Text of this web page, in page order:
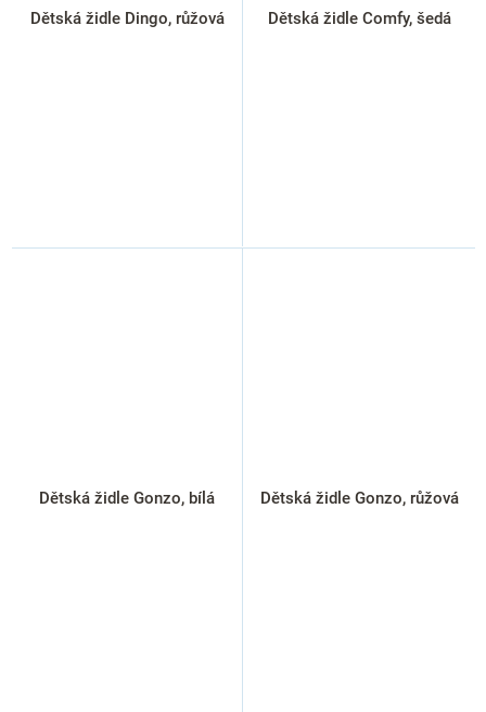
Dětská židle Dingo, růžová Dětská židle Comfy, šedá
Dětská židle Gonzo, bílá Dětská židle Gonzo, růžová